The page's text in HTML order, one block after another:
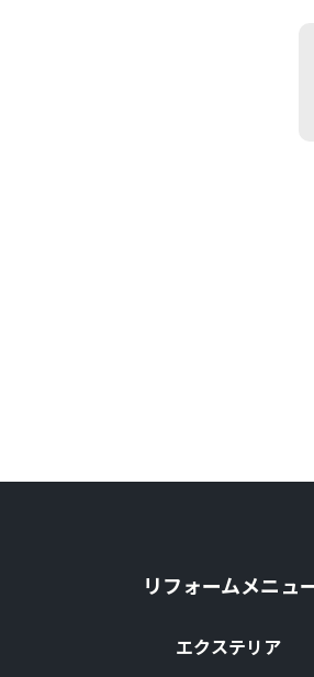
リフォームメニュ
エクステリア